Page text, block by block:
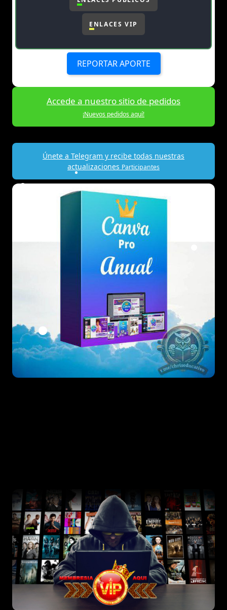
ENLACES VIP
REPORTAR APORTE
Accede a nuestro sitio de pedidos
¡Nuevos pedidos aquí!
Únete a Telegram y recibe todas nuestras
actualizaciones Participantes